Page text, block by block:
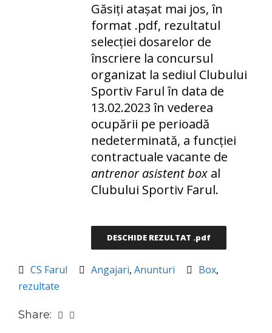
Găsiți atașat mai jos, în
format .pdf, rezultatul
selecției dosarelor de
înscriere la concursul
organizat la sediul Clubului
Sportiv Farul în data de
13.02.2023 în vederea
ocupării pe perioadă
nedeterminată, a funcției
contractuale vacante de
antrenor asistent box al
Clubului Sportiv Farul.
DESCHIDE REZULTAT .pdf
CS Farul Angajari, Anunturi Box,
rezultate
Share: